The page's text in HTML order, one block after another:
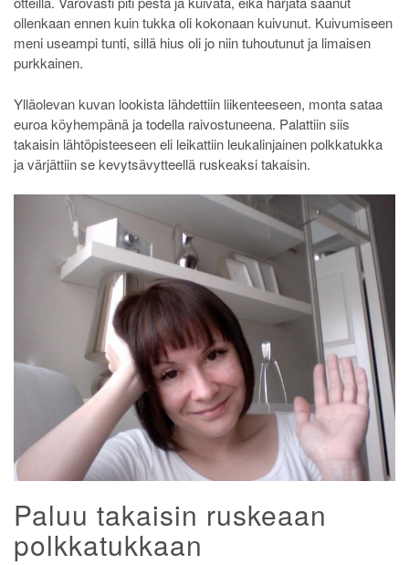
ollenkaan ennen kuin tukka oli kokonaan kuivunut. Kuivumiseen
meni useampi tunti, sillä hius oli jo niin tuhoutunut ja limaisen
purkkainen.
Ylläolevan kuvan lookista lähdettiin liikenteeseen, monta sataa
euroa köyhempänä ja todella raivostuneena. Palattiin siis
takaisin lähtöpisteeseen eli leikattiin leukalinjainen polkkatukka
ja värjättiin se kevytsävytteellä ruskeaksi takaisin.
Paluu takaisin ruskeaan
polkkatukkaan